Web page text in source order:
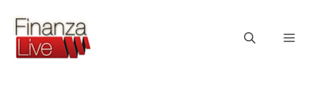
contenuto